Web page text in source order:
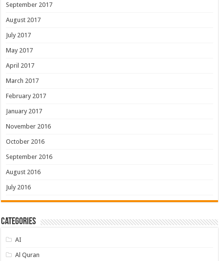
September 2017
August 2017
July 2017
May 2017
April 2017
March 2017
February 2017
January 2017
November 2016
October 2016
September 2016
August 2016
July 2016
Categories
AI
Al Quran